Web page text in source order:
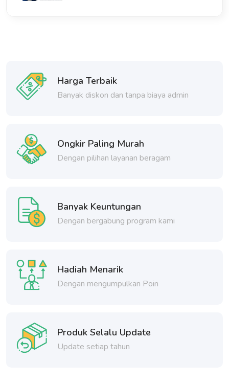
Harga Terbaik
Banyak diskon dan tanpa biaya admin
Ongkir Paling Murah
Dengan pilihan layanan beragam
Banyak Keuntungan
Dengan bergabung program kami
Hadiah Menarik
Dengan mengumpulkan Poin
Produk Selalu Update
Update setiap tahun